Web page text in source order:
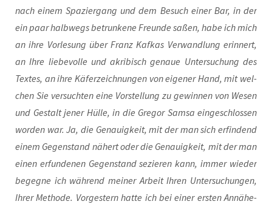
nach einem Spa­zier­gang und dem Besuch einer Bar, in der
ein paar halb­wegs betrun­ke­ne Freun­de saßen, habe ich mich
an ihre Vor­le­sung über Franz Kaf­kas Ver­wand­lung erin­nert,
an Ihre lie­be­vol­le und akri­bisch genaue Unter­su­chung des
Tex­tes, an ihre Käfer­zeich­nun­gen von eige­ner Hand, mit wel­
chen Sie ver­such­ten eine Vor­stel­lung zu gewin­nen von Wesen
und Gestalt jener Hül­le, in die Gre­gor Samsa ein­ge­schlos­sen
wor­den war. Ja, die Genau­ig­keit, mit der man sich erfin­dend
einem Gegen­stand nähert oder die Genau­ig­keit, mit der man
einen erfun­de­nen Gegen­stand sezie­ren kann, immer wie­der
begeg­ne ich wäh­rend mei­ner Arbeit Ihren Unter­su­chun­gen,
Ihrer Metho­de. Vor­ges­tern hat­te ich bei einer ers­ten Annä­he­